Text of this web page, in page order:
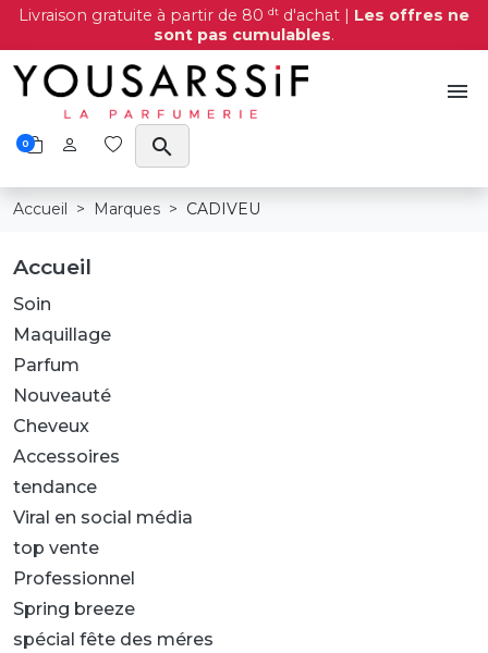
Livraison gratuite à partir de 80 dt d'achat | Les offres ne
sont pas cumulables.
menu
0 search
Accueil Marques CADIVEU
Accueil
Soin
Maquillage
Parfum
Nouveauté
Cheveux
Accessoires
tendance
Viral en social média
top vente
Professionnel
Spring breeze
spécial fête des méres